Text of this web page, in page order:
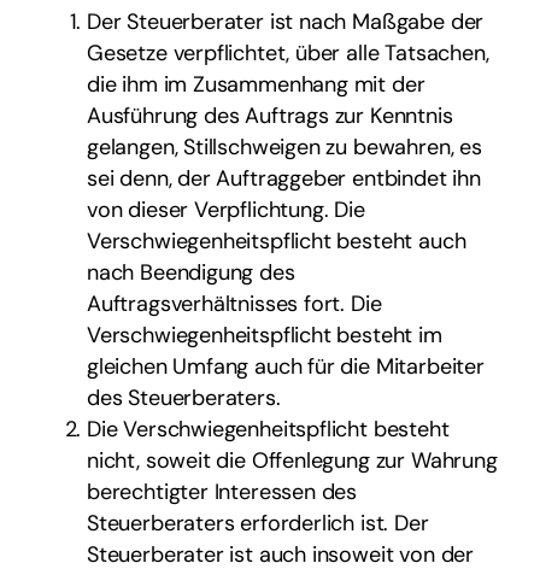
Der Steuerberater ist nach Maßgabe der
Gesetze verpflichtet, über alle Tatsachen,
die ihm im Zusammenhang mit der
Ausführung des Auftrags zur Kenntnis
gelangen, Stillschweigen zu bewahren, es
sei denn, der Auftraggeber entbindet ihn
von dieser Verpflichtung. Die
Verschwiegenheitspflicht besteht auch
nach Beendigung des
Auftragsverhältnisses fort. Die
Verschwiegenheitspflicht besteht im
gleichen Umfang auch für die Mitarbeiter
des Steuerberaters.
Die Verschwiegenheitspflicht besteht
nicht, soweit die Offenlegung zur Wahrung
berechtigter Interessen des
Steuerberaters erforderlich ist. Der
Steuerberater ist auch insoweit von der